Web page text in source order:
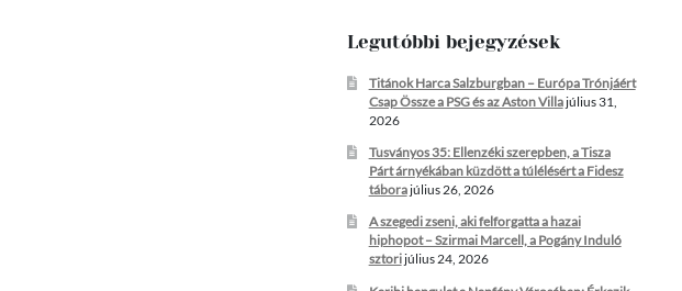
Legutóbbi bejegyzések
Titánok Harca Salzburgban – Európa Trónjáért
Csap Össze a PSG és az Aston Villajúlius 31,
2026
Tusványos 35: Ellenzéki szerepben, a Tisza
Párt árnyékában küzdött a túlélésért a Fidesz
táborajúlius 26, 2026
A szegedi zseni, aki felforgatta a hazai
hiphopot – Szirmai Marcell, a Pogány Induló
sztorijúlius 24, 2026